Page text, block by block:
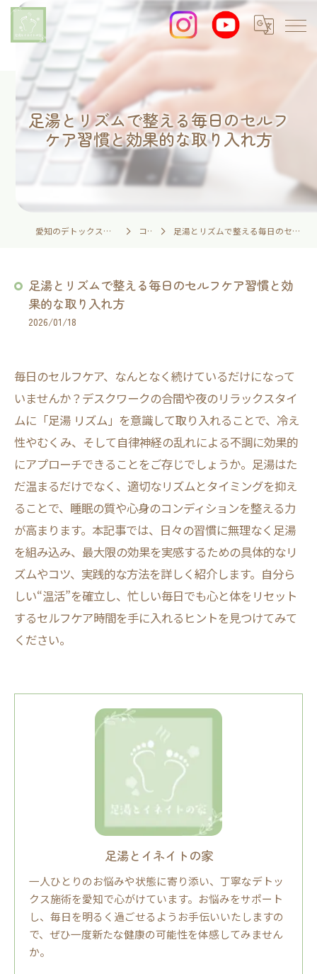
足湯とリズムで整える毎日のセルフ
ケア習慣と効果的な取り入れ方
愛知のデトックスなら足湯とイネイトの家 コラム 足湯とリズムで整える毎日のセルフケア習慣と効果的な取り入れ方
足湯とリズムで整える毎日のセルフケア習慣と効
果的な取り入れ方
2026/01/18
毎日のセルフケア、なんとなく続けているだけになって
いませんか？デスクワークの合間や夜のリラックスタイ
ムに「足湯 リズム」を意識して取り入れることで、冷え
性やむくみ、そして自律神経の乱れによる不調に効果的
にアプローチできることをご存じでしょうか。足湯はた
だ温まるだけでなく、適切なリズムとタイミングを抑え
ることで、睡眠の質や心身のコンディションを整える力
が高まります。本記事では、日々の習慣に無理なく足湯
を組み込み、最大限の効果を実感するための具体的なリ
ズムやコツ、実践的な方法を詳しく紹介します。自分ら
しい“温活”を確立し、忙しい毎日でも心と体をリセット
するセルフケア時間を手に入れるヒントを見つけてみて
ください。
足湯とイネイトの家
一人ひとりのお悩みや状態に寄り添い、丁寧なデトッ
クス施術を愛知で心がけています。お悩みをサポート
し、毎日を明るく過ごせるようお手伝いいたしますの
で、ぜひ一度新たな健康の可能性を体感してみません
か。